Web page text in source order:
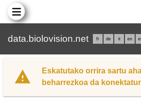
data.biolovision.net fr de it en
Eskatutako orrira sartu
beharrezkoa da